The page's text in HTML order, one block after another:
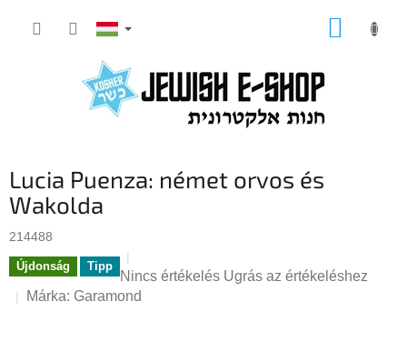
KOSÁR
Lucia Puenza: német orvos és
Wakolda
214488
Újdonság Tipp
A
termék
Nincs értékelés Ugrás az értékeléshez
Márka: Garamond